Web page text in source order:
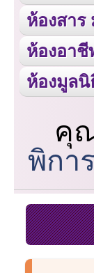
ห้องสาร
ห้องอาชี
ห้องมูล
คุ
พิกา